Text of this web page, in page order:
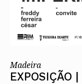
Madeira
EXPOSIÇÃO